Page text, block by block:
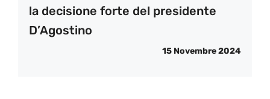
la decisione forte del presidente
D’Agostino
15 Novembre 2024